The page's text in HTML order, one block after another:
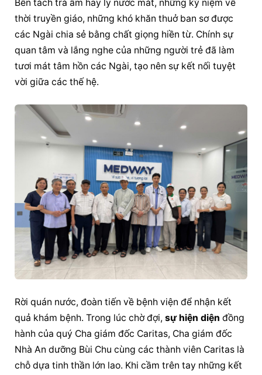
Bên tách trà ấm hay ly nước mát, những kỷ niệm về
thời truyền giáo, những khó khăn thuở ban sơ được
các Ngài chia sẻ bằng chất giọng hiền từ. Chính sự
quan tâm và lắng nghe của những người trẻ đã làm
tươi mát tâm hồn các Ngài, tạo nên sự kết nối tuyệt
vời giữa các thế hệ.
Rời quán nước, đoàn tiến về bệnh viện để nhận kết
quả khám bệnh. Trong lúc chờ đợi, sự hiện diện đồng
hành của quý Cha giám đốc Caritas, Cha giám đốc
Nhà An dưỡng Bùi Chu cùng các thành viên Caritas là
chỗ dựa tinh thần lớn lao. Khi cầm trên tay những kết